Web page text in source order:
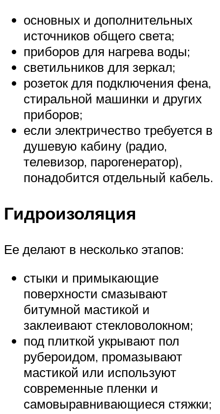
основных и дополнительных
источников общего света;
приборов для нагрева воды;
светильников для зеркал;
розеток для подключения фена,
стиральной машинки и других
приборов;
если электричество требуется в
душевую кабину (радио,
телевизор, парогенератор),
понадобится отдельный кабель.
Гидроизоляция
Ее делают в несколько этапов:
стыки и примыкающие
поверхности смазывают
битумной мастикой и
заклеивают стекловолокном;
под плиткой укрывают пол
рубероидом, промазывают
мастикой или используют
современные пленки и
самовыравнивающиеся стяжки;